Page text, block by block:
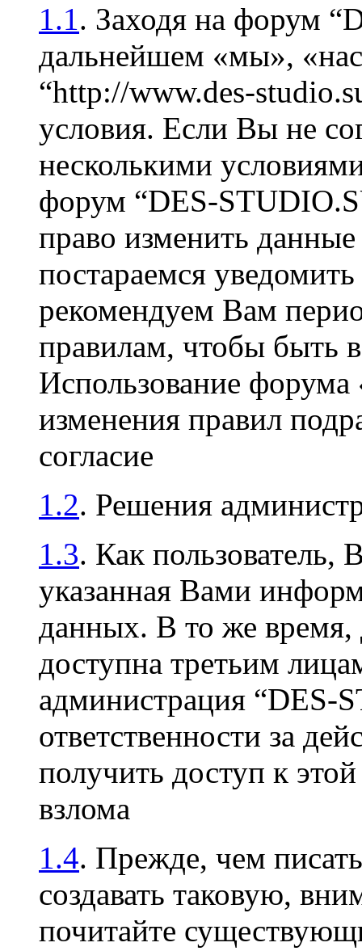
1.1. Заходя на форум
дальнейшем «мы»,
“http://www.des-
условия. Если Вы не
несколькими
форум “DES-
право изменить
постараемся
рекомендуем Вам
правилам, чтобы быть
Использование
изменения правил
согласие
1.2. Решения
1.3. Как пользователь,
указанная Вами
данных. В то же время,
доступна третьим
администрация “DES-
ответственности за
получить доступ к
взлома
1.4. Прежде, чем
создавать таковую,
почитайте